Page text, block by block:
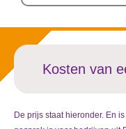
Kosten van
De prijs staat hieronder. En